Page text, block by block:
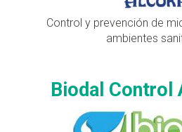
Control y prevención de
ambientes
Biodal Control